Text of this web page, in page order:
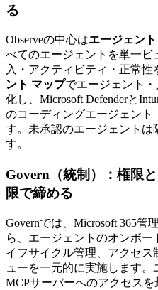
る
Observeの中心はエージェン
べてのエージェントを単一
入・アクティビティ・正常性
ント マップでエージェント
化し、Microsoft Defenderと
のコーディングエージェント
す。未承認のエージェントは
す。
Govern（統制）：権限
限で締める
Governでは、Microsoft 365管
ら、エージェントのオンボ
イフサイクル管理、アクセ
ューを一元的に実施します。
MCPサーバーへのアクセスを